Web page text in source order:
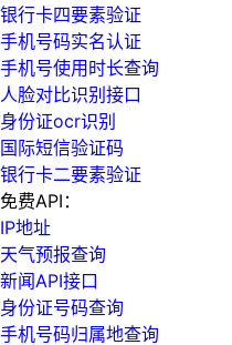
银行卡四要素验证
手机号码实名认证
手机号使用时长查询
人脸对比识别接口
身份证ocr识别
国际短信验证码
银行卡二要素验证
免费API：
IP地址
天气预报查询
新闻API接口
身份证号码查询
手机号码归属地查询